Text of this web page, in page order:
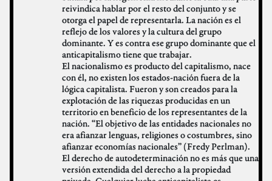
reivindica hablar por el resto del conjunto y se
otorga el papel de representarla. La nación es el
reflejo de los valores y la cultura del grupo
dominante. Y es contra ese grupo dominante que el
anticapitalismo tiene que trabajar.
El nacionalismo es producto del capitalismo, nace
con él, no existen los estados-nación fuera de la
lógica capitalista. Fueron y son creados para la
explotación de las riquezas producidas en un
territorio en beneficio de los representantes de la
nación. “El objetivo de las entidades nacionales no
era afianzar lenguas, religiones o costumbres, sino
afianzar economías nacionales” (Fredy Perlman).
El derecho de autodeterminación no es más que una
versión extendida del derecho a la propiedad